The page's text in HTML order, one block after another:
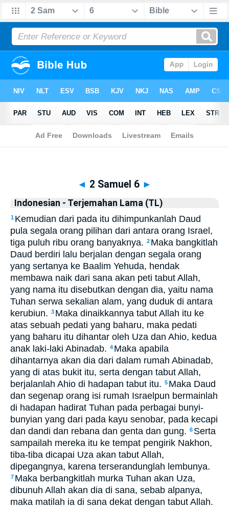
Biblia Indonesian - Terjemahan Lama (TL)> 2 Samuel 6
◄ 2 Samuel 6 ►
Indonesian - Terjemahan Lama (TL)
1 Kemudian dari pada itu dihimpunkanlah Daud
pula segala orang pilihan dari antara orang Israel,
tiga puluh ribu orang banyaknya. 2 Maka bangkitlah
Daud berdiri lalu berjalan dengan segala orang
yang sertanya ke Baalim Yehuda, hendak
membawa naik dari sana akan peti tabut Allah,
yang nama itu disebutkan dengan dia, yaitu nama
Tuhan serwa sekalian alam, yang duduk di antara
kerubiun. 3 Maka dinaikkannya tabut Allah itu ke
atas sebuah pedati yang baharu, maka pedati
yang baharu itu dihantar oleh Uza dan Ahio, kedua
anak laki-laki Abinadab. 4 Maka apabila
dihantarnya akan dia dari dalam rumah Abinadab,
yang di atas bukit itu, serta dengan tabut Allah,
berjalanlah Ahio di hadapan tabut itu. 5 Maka Daud
dan segenap orang isi rumah Israelpun bermainlah
di hadapan hadirat Tuhan pada perbagai bunyi-
bunyian yang dari pada kayu senobar, pada kecapi
dan dandi dan rebana dan genta dan gung. 6 Serta
sampailah mereka itu ke tempat pengirik Nakhon,
tiba-tiba dicapai Uza akan tabut Allah,
dipegangnya, karena terserandunglah lembunya.
7 Maka berbangkitlah murka Tuhan akan Uza,
dibunuh Allah akan dia di sana, sebab alpanya,
maka matilah ia di sana dekat dengan tabut Allah.